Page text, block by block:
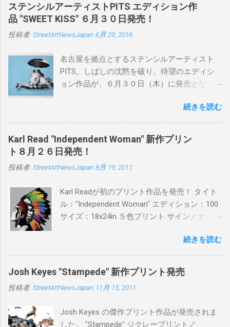
ステンシルアーティストPITS エディション作
品 "SWEET KISS" ６月３０日発売！
投稿者: StreetArtNewsJapan 6月 29, 2016
名古屋を拠点とするステンシルアーティスト
PITS。しばしの沈黙を破り、待望のエディシ
ョン作品が、６月３０日（木）に発売となり
品に落とし込むスタイルは今作でも健在。(
PITSの過去記事はこちらから ) 発売日：6月30
日(木)19時 タイトル：SWEET KISS カラー：
BLUE/MINT GREEN/PINK/YELLOW エディショ
ン：各色５ サイズ：800mm × 550mm 価格：
¥16,000(¥17,280) 購入は、 こちら から
続きを読む
Karl Read "Independent Woman" 新作プリン
ト８月２６日発売！
投稿者: StreetArtNewsJapan 8月 19, 2011
Karl Readが初のプリント作品を発売！ タイト
ル："Independent Woman" エディション：100
サイズ：18x24in ５色プリント サイン／ナンバ
ドフィニッシュバージョン（エディション：
25）$125 購入は８月２６日に こちら から
続きを読む
Josh Keyes "Stampede" 新作プリント発売
投稿者: StreetArtNewsJapan 11月 15, 2011
Josh Keyes の傑作プリント作品が発売されま
した。 "Stampede" ジクレープリント／